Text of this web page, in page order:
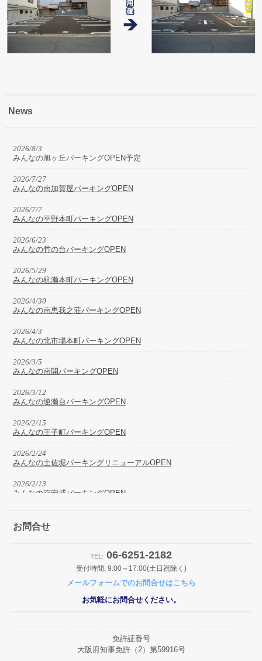
News
2026/8/3
みんなの旭ヶ丘パーキングOPEN予定
2026/7/27
みんなの南加賀屋パーキングOPEN
2026/7/7
みんなの平野本町パーキングOPEN
2026/6/23
みんなの竹の台パーキングOPEN
2026/5/29
みんなの杭瀬本町パーキングOPEN
2026/4/30
みんなの南恵我之荘パーキングOPEN
2026/4/3
みんなの北市場本町パーキングOPEN
2026/3/5
みんなの南開パーキングOPEN
2026/3/12
みんなの逆瀬台パーキングOPEN
2026/2/15
みんなの王子町パーキングOPEN
2026/2/24
みんなの土佐堀パーキングリニューアルOPEN
2026/2/13
みんなの南安威パーキングOPEN
みんなの杭瀬北新町パーキングOPEN
みんなの東貝塚駅前パーキングOPEN
みんなの桜ケ丘パーキングOPEN
みんなの住之江パーキングOPEN
お問合せ
TEL: 06-6251-2182
受付時間: 9:00～17:00(土日祝除く)
メールフォームでのお問合せはこちら
お気軽にお問合せください。
免許証番号
大阪府知事免許（2）第59916号